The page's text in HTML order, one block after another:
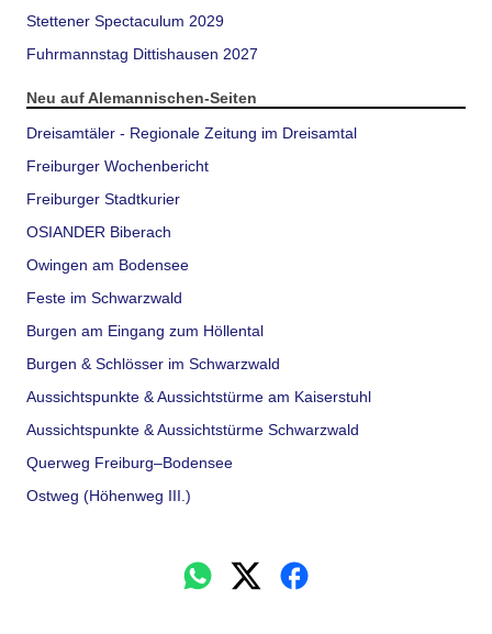
Stettener Spectaculum 2029
Fuhrmannstag Dittishausen 2027
Neu auf Alemannischen-Seiten
Dreisamtäler - Regionale Zeitung im Dreisamtal
Freiburger Wochenbericht
Freiburger Stadtkurier
OSIANDER Biberach
Owingen am Bodensee
Feste im Schwarzwald
Burgen am Eingang zum Höllental
Burgen & Schlösser im Schwarzwald
Aussichtspunkte & Aussichtstürme am Kaiserstuhl
Aussichtspunkte & Aussichtstürme Schwarzwald
Querweg Freiburg–Bodensee
Ostweg (Höhenweg III.)